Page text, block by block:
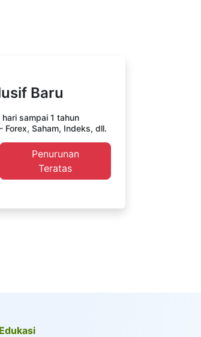
Baru
sampai 1 tahun
Forex, Saham, Indeks, dll.
Penurunan
Teratas
Edukasi